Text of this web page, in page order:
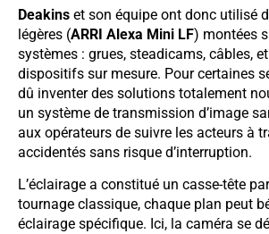
Deakins et son équipe ont donc utilisé
légères (ARRI Alexa Mini LF) montées
systèmes : grues, steadicams, câbles,
dispositifs sur mesure. Pour certaines
dû inventer des solutions totalement
un système de transmission d’image
aux opérateurs de suivre les acteurs à
accidentés sans risque d’interruption.
L’éclairage a constitué un casse-tête
tournage classique, chaque plan peut
éclairage spécifique. Ici, la caméra se